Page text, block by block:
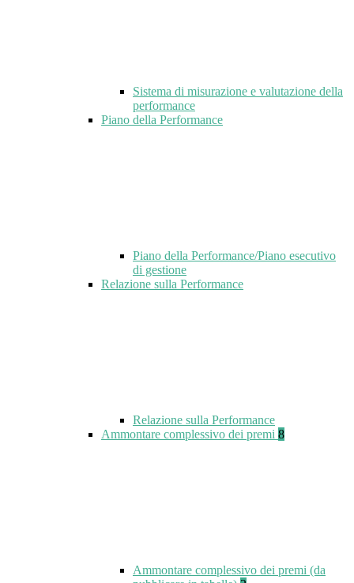
Sistema di misurazione e valutazione della
performance
Piano della Performance
Piano della Performance/Piano esecutivo
di gestione
Relazione sulla Performance
Relazione sulla Performance
Ammontare complessivo dei premi 8
Ammontare complessivo dei premi (da